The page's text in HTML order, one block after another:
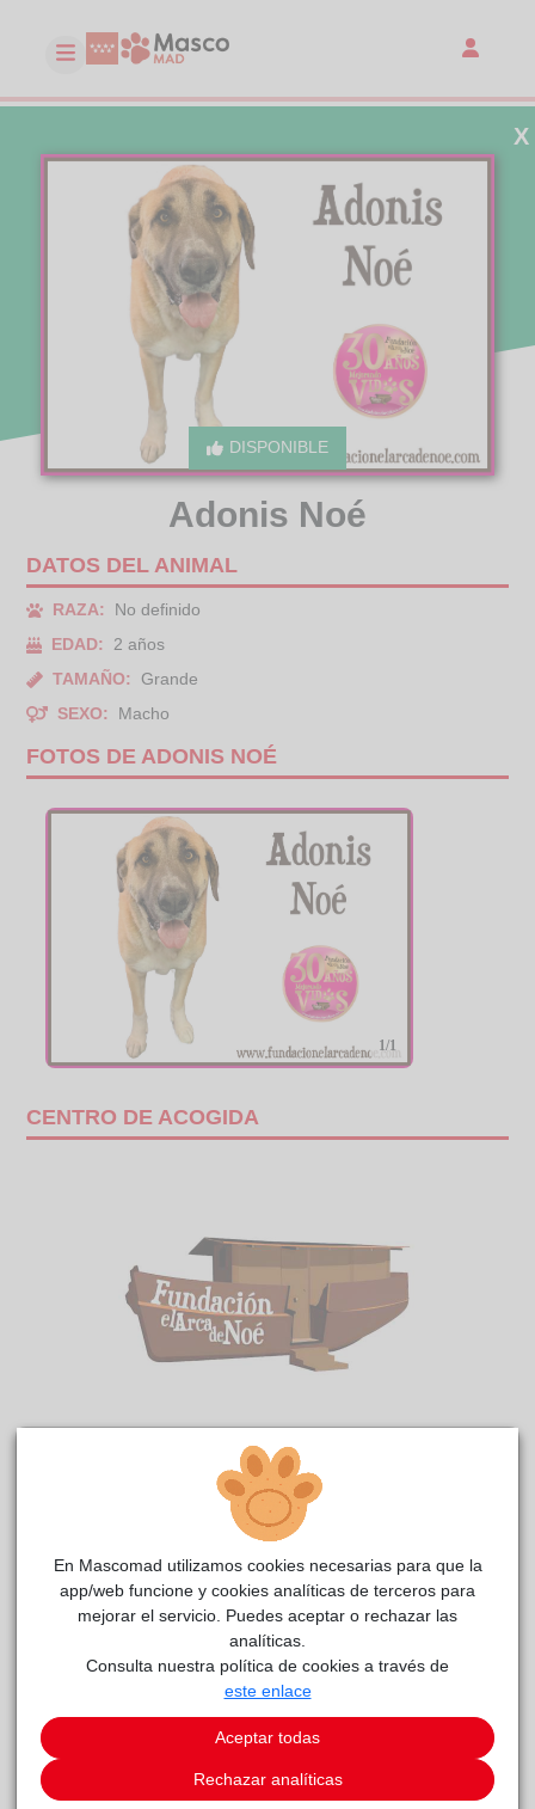
DISPONIBLE
X
Adonis Noé
DATOS DEL ANIMAL
RAZA:
No definido
EDAD:
2 años
TAMAÑO:
Grande
SEXO:
Macho
FOTOS DE ADONIS NOÉ
1/1
CENTRO DE ACOGIDA
reside actualmente en el centro de acogida
Fundación El Arca de Noé.
COMENTARIOS
Carácter
Cariñoso/a
Curiosidades
¡Os presentamos a Adonis Noé!Es un perrito de dos años,
cariñoso, protector y puede estar con cualquier tipo de familia,
preferiblemente en casas con jardín💜
En Mascomad utilizamos cookies necesarias para que la
app/web funcione y cookies analíticas de terceros para
mejorar el servicio. Puedes aceptar o rechazar las
analíticas.
Consulta nuestra política de cookies a través de
este enlace
Aceptar todas
Rechazar analíticas